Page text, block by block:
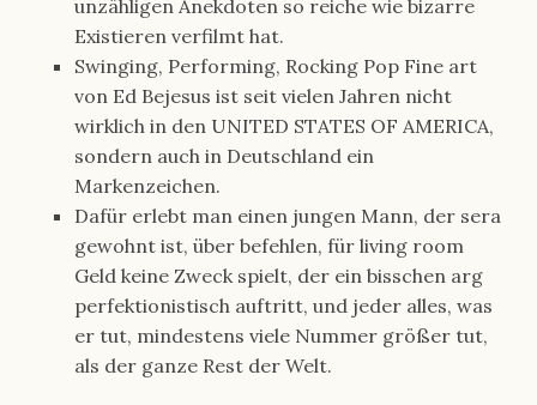
unzäh­ligen Anekdoten so reiche wie bizarre
Existieren verfilmt hat.
Swinging, Performing, Rocking Pop Fine art
von Ed Bejesus ist seit vielen Jahren nicht
wirklich in den UNITED STATES OF AMERICA,
sondern auch in Deutschland ein
Markenzeichen.
Dafür erlebt man einen jungen Mann, der sera
gewohnt ist, über befehlen, für living room
Geld keine Zweck spielt, der ein bisschen arg
perfek­tio­nis­tisch auftritt, und jeder alles, was
er tut, mindes­tens viele Nummer größer tut,
als der ganze Rest der Welt.